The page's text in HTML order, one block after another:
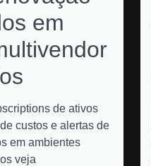
em
de ativos
custos e alertas de
em ambientes
veja